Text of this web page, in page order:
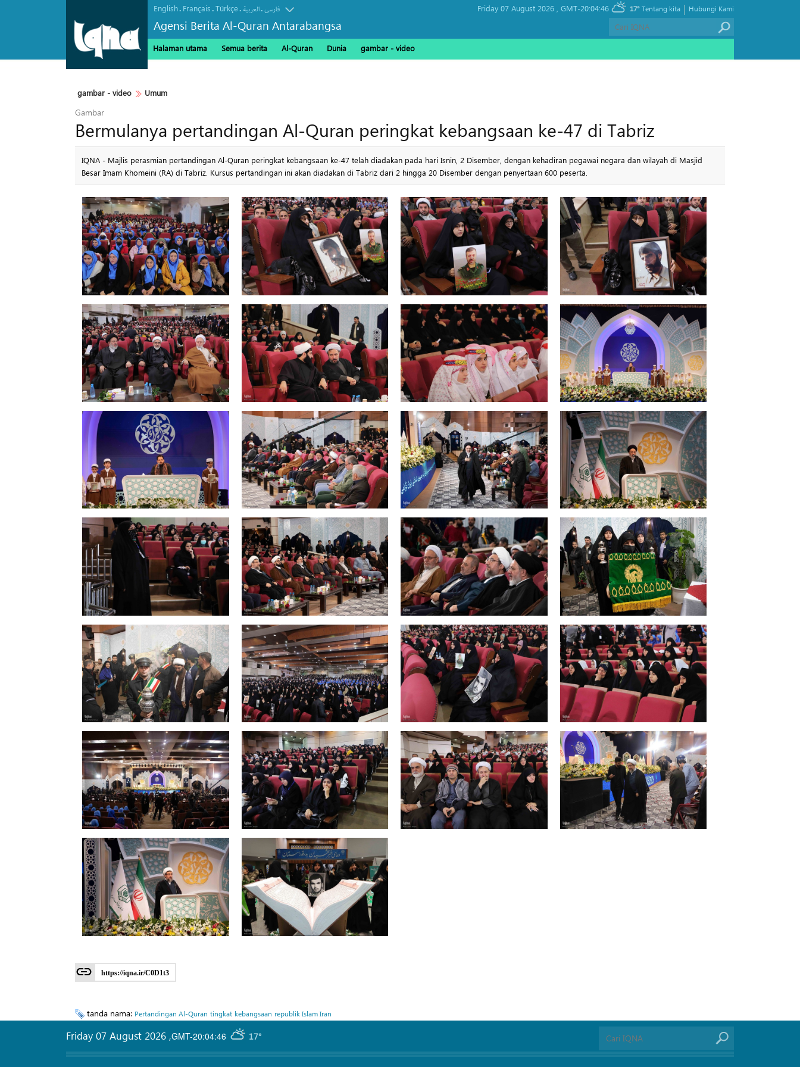
English. Français.Türkçe. العربیة.فارسی
Agensi Berita Al-Quran Antarabangsa
Friday 07 August 2026 , GMT-20:04:46 17° Hubungi Kami
|
Tentang kita
Halaman utama Semua berita Al-Quran Dunia gambar - video
gambar - video Umum
Gambar
Bermulanya pertandingan Al-Quran peringkat kebangsaan ke-47 di Tabriz
IQNA - Majlis perasmian pertandingan Al-Quran peringkat kebangsaan ke-47 telah diadakan pada hari Isnin, 2 Disember, dengan kehadiran pegawai negara dan wilayah di Masjid
Besar Imam Khomeini (RA) di Tabriz. Kursus pertandingan ini akan diadakan di Tabriz dari 2 hingga 20 Disember dengan penyertaan 600 peserta.
https://iqna.ir/C0D1t3
tanda nama: Pertandingan Al-Quran tingkat kebangsaan republik Islam Iran
GMT-20:04:46 17°
Friday 07 August 2026 ,